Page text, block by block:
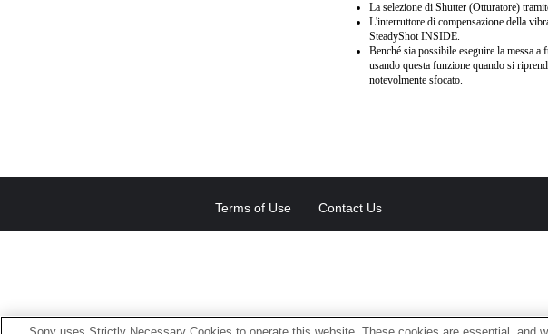
La selezione di Shutter (Otturatore)
L'interruttore di compensazione della
SteadyShot INSIDE.
Benché sia possibile eseguire la messa
usando questa funzione quando si
notevolmente sfocato.
Terms of Use Contact Us